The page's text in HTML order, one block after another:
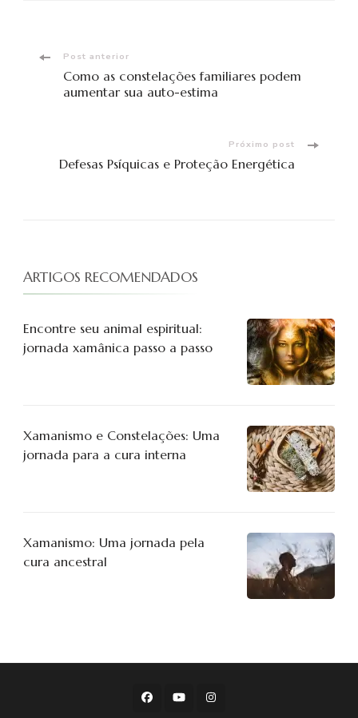
Navegação
Post anterior
Como as constelações familiares podem
aumentar sua auto-estima
Próximo post
Defesas Psíquicas e Proteção Energética
ARTIGOS RECOMENDADOS
Encontre seu animal espiritual:
jornada xamânica passo a passo
Xamanismo e Constelações: Uma
jornada para a cura interna
Xamanismo: Uma jornada pela
cura ancestral